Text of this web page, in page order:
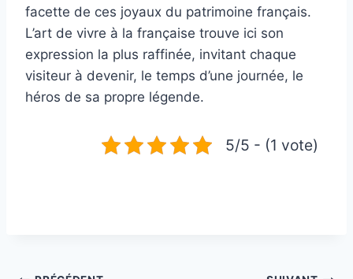
facette de ces joyaux du patrimoine français.
L’art de vivre à la française trouve ici son
expression la plus raffinée, invitant chaque
visiteur à devenir, le temps d’une journée, le
héros de sa propre légende.
5/5 - (1 vote)